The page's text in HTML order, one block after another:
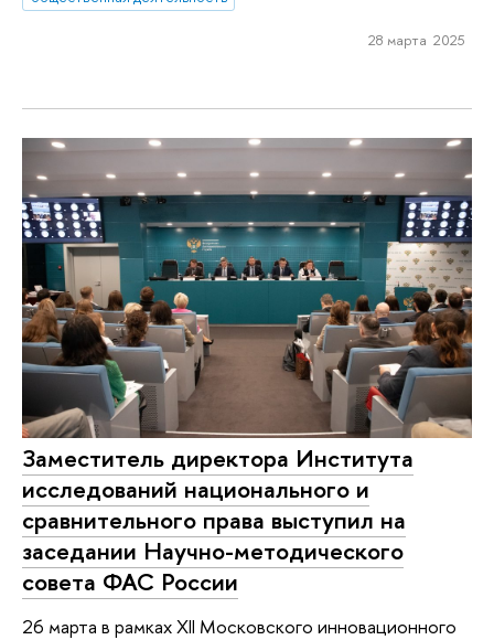
28 марта 2025
Заместитель директора Института
исследований национального и
сравнительного права выступил на
заседании Научно-методического
совета ФАС России
26 марта в рамках XII Московского инновационного